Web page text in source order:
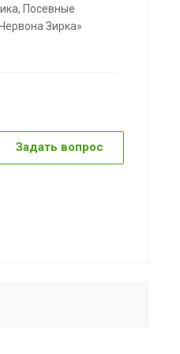
Посевные
Зирка»
Задать вопрос